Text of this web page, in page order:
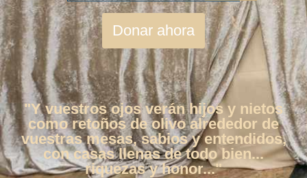
Donar ahora
"Y vuestros ojos verán hijos y nietos
como retoños de olivo alrededor de
vuestras mesas, sabios y entendidos,
con casas llenas de todo bien...
riquezas y honor..."